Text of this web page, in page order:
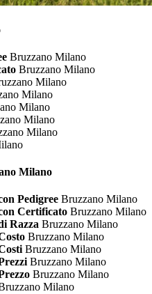
Bruzzano Milano
Bruzzano Milano
Milano
Milano
Milano
Milano
Milano
Milano
Pedigree Bruzzano Milano
Certificato Bruzzano Milano
Razza Bruzzano Milano
Bruzzano Milano
Bruzzano Milano
Bruzzano Milano
Bruzzano Milano
Milano